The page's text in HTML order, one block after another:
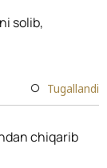
solib,
Tugallandi
chiqarib